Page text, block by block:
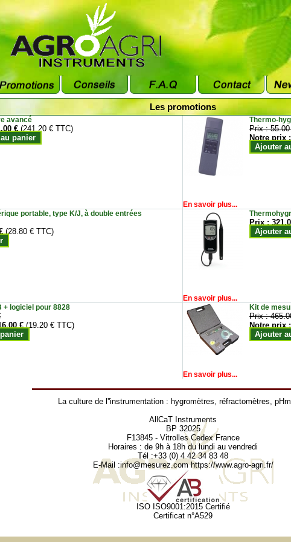
Les promotions
avancé
€ (241.20 € TTC)
panier
Thermo-
Prix :
Notre prix
Ajouter
En savoir plus...
portable, type K/J, à double entrées
(28.80 € TTC)
Prix :
Ajouter
En savoir plus...
+ logiciel pour 8828
€ (19.20 € TTC)
Kit de
Prix :
Notre prix
Ajouter
En savoir plus...
La culture de l''instrumentation : hygromètres, réfractomètres,
AllCaT Instruments
BP 32025
F13845 - Vitrolles Cedex France
Horaires : de 9h à 18h du lundi au vendredi
Tél :+33 (0) 4 42 34 83 48
E-Mail :info@mesurez.com https://www.agro-agri.fr/
ISO ISO9001:2015 Certifié
Certificat n°A529